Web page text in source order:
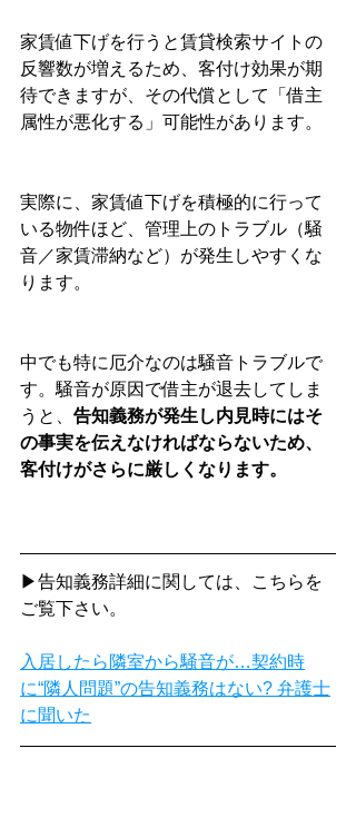
家賃値下げを行うと賃貸検索サイトの
反響数が増えるため、客付け効果が期
待できますが、その代償として「借主
属性が悪化する」可能性があります。
実際に、家賃値下げを積極的に行って
いる物件ほど、管理上のトラブル（騒
音／家賃滞納など）が発生しやすくな
ります。
中でも特に厄介なのは騒音トラブルで
す。騒音が原因で借主が退去してしま
うと、 告知義務が発生し内見時にはそ
の事実を伝えなければならないため、
客付けがさらに厳しくなります。
▶告知義務詳細に関しては、こちらを
ご覧下さい。
入居したら隣室から騒音が…契約時
に“隣人問題”の告知義務はない? 弁護士
に聞いた